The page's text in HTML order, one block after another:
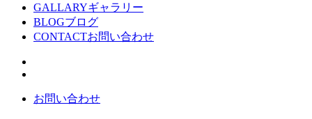
GALLARYギャラリー
BLOGブログ
CONTACTお問い合わせ
お問い合わせ